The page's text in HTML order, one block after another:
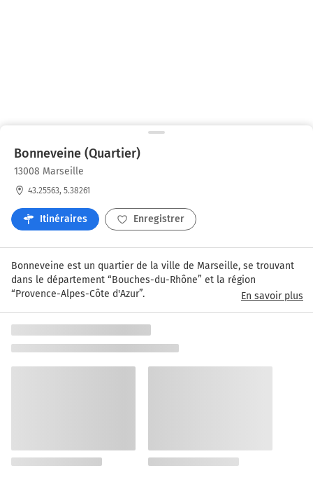
Bonneveine (Quartier)
13008 Marseille
43.25563, 5.38261
Itinéraires Enregistrer
Bonneveine est un quartier de la ville de Marseille, se trouvant
dans le département “Bouches-du-Rhône” et la région
“Provence-Alpes-Côte d'Azur”.
En savoir plus